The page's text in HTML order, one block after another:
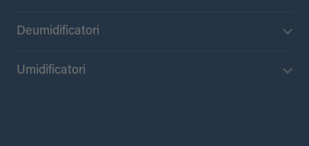
Deumidificatori
Umidificatori